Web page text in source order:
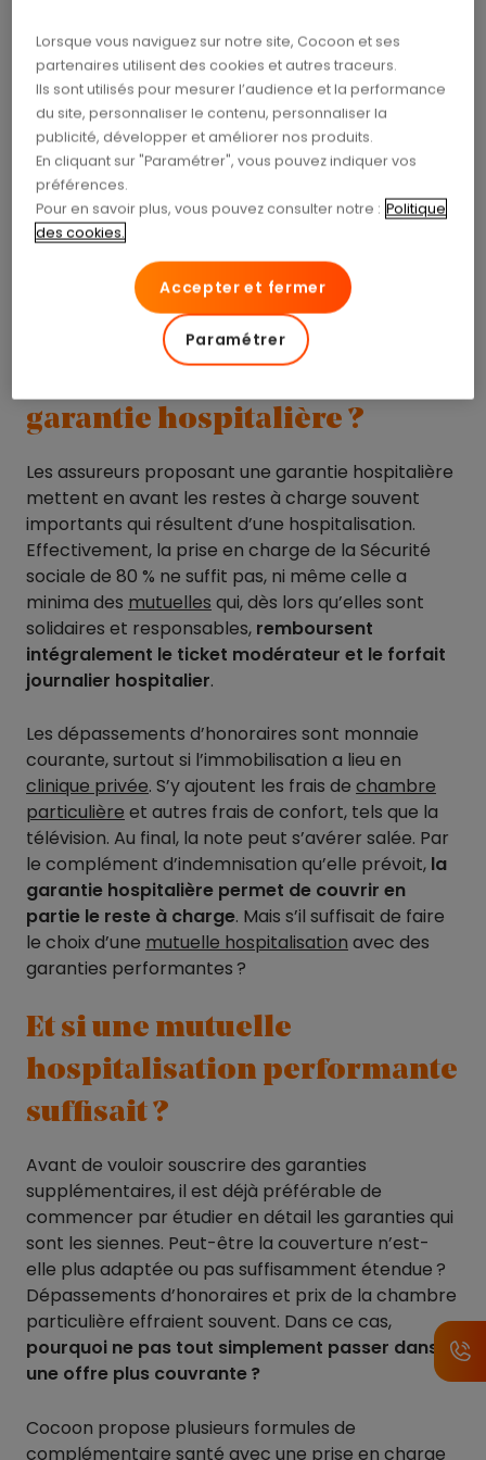
remboursements Sécurité sociale et mutuelle.
C’est l’assuré qui choisit son niveau de protection :
15 €, 30 € ou 50 € par jour et même plus suivant
les assureurs.
Il n’est pas nécessaire de justifier de l’utilisation de
l’indemnité. Elle est perçue dès lors que les
conditions requises au déclenchement de son
versement sont réunies etl’assuré en dispose
. Avantage appréciable : elle est le plus
souvent non imposable.
garantie hospitalière ?
Les assureurs proposant une garantie hospitalière
mettent en avant les restes à charge souvent
importants qui résultent d’une hospitalisation.
Effectivement, la prise en charge de la Sécurité
sociale de 80 % ne suffit pas, ni même celle a
minima des mutuelles qui, dès lors qu’elles sont
solidaires et responsables, remboursent
intégralement le ticket modérateur et le forfait
journalier hospitalier.
Les dépassements d’honoraires sont monnaie
courante, surtout si l’immobilisation a lieu en
clinique privée. S’y ajoutent les frais de chambre
particulière et autres frais de confort, tels que la
télévision. Au final, la note peut s’avérer salée. Par
le complément d’indemnisation qu’elle prévoit, la
garantie hospitalière permet de couvrir en
partie le reste à charge. Mais s’il suffisait de faire
le choix d’une mutuelle hospitalisation avec des
garanties performantes ?
Et si une mutuelle
hospitalisation performante
suffisait ?
Avant de vouloir souscrire des garanties
supplémentaires, il est déjà préférable de
commencer par étudier en détail les garanties qui
sont les siennes. Peut-être la couverture n’est-
elle plus adaptée ou pas suffisamment étendue ?
Dépassements d’honoraires et prix de la chambre
particulière effraient souvent. Dans ce cas,
pourquoi ne pas tout simplement passer dans
une offre plus couvrante ?
Cocoon propose plusieurs formules de
complémentaire santé avec une prise en charge
Lorsque vous naviguez sur notre site, Cocoon et ses
partenaires utilisent des cookies et autres traceurs.
Ils sont utilisés pour mesurer l’audience et la performance
du site, personnaliser le contenu, personnaliser la
publicité, développer et améliorer nos produits.
En cliquant sur "Paramétrer", vous pouvez indiquer vos
préférences.
Pour en savoir plus, vous pouvez consulter notre : Politique
des cookies.
Accepter et fermer
Paramétrer